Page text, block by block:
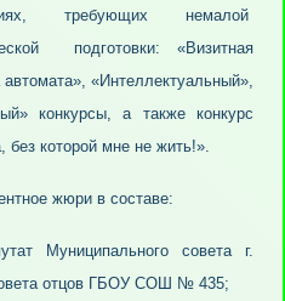
требующих немалой
подготовки: «Визитная
автомата», «Интеллектуальный»,
конкурсы, а также конкурс
которой мне не жить!».
жюри в составе:
совета г.
отцов ГБОУ СОШ № 435;